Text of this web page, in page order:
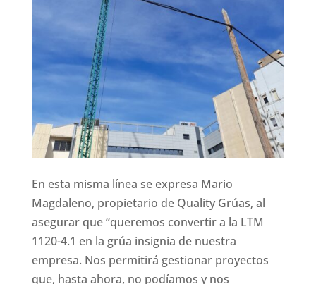
En esta misma línea se expresa Mario
Magdaleno, propietario de Quality Grúas, al
asegurar que “queremos convertir a la LTM
1120-4.1 en la grúa insignia de nuestra
empresa. Nos permitirá gestionar proyectos
que, hasta ahora, no podíamos y nos